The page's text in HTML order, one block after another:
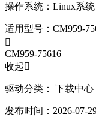
操作系统： Linux系统
适用型号： CM959-

CM959-75616
收起
驱动分类： 下载中心
发布时间：2026-07-